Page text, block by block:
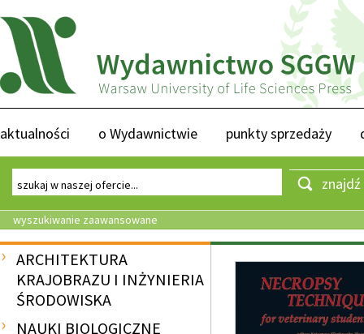
aktualności o Wydawnictwie punkty sprzedaży
znajdź
wyszukiwanie zaawansowane
ARCHITEKTURA
KRAJOBRAZU I INŻYNIERIA
ŚRODOWISKA
NAUKI BIOLOGICZNE